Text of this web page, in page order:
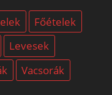
Főételek
Levesek
Vacsorák